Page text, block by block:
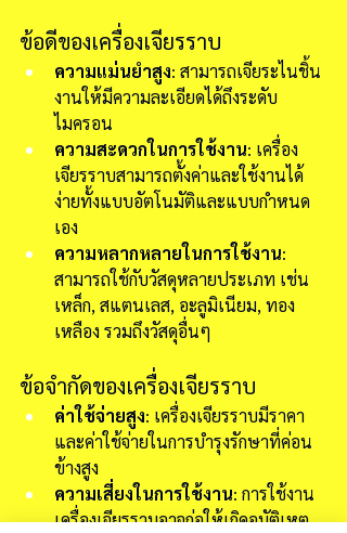
ข้อดีของเครื่องเจียรราบ
ความแม่นยำสูง: สามารถเจียระไนชิ้น
งานให้มีความละเอียดได้ถึงระดับ
ไมครอน
ความสะดวกในการใช้งาน: เครื่อง
เจียรราบสามารถตั้งค่าและใช้งานได้
ง่ายทั้งแบบอัตโนมัติและแบบกำหนด
เอง
ความหลากหลายในการใช้งาน:
สามารถใช้กับวัสดุหลายประเภท เช่น
เหล็ก, สแตนเลส, อะลูมิเนียม, ทอง
เหลือง รวมถึงวัสดุอื่นๆ
ข้อจำกัดของเครื่องเจียรราบ
ค่าใช้จ่ายสูง: เครื่องเจียรราบมีราคา
และค่าใช้จ่ายในการบำรุงรักษาที่ค่อน
ข้างสูง
ความเสี่ยงในการใช้งาน: การใช้งาน
เครื่องเจียรราบอาจก่อให้เกิดอุบัติเหตุ